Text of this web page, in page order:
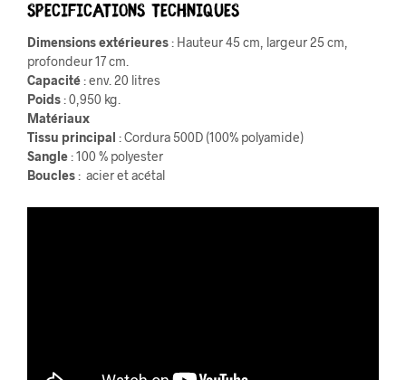
Specifications techniques
Dimensions extérieures: Hauteur 45 cm, largeur 25 cm,
profondeur 17 cm.
Capacité: env. 20 litres
Poids: 0,950 kg.
Matériaux
Tissu principal : Cordura 500D (100% polyamide)
Sangle: 100 % polyester
Boucles: acier et acétal